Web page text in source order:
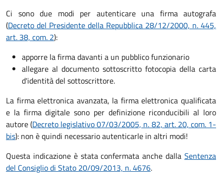
Ci sono due modi per autenticare una firma autografa
(Decreto del Presidente della Repubblica 28/12/2000, n. 445,
art. 38, com. 2):
apporre la firma davanti a un pubblico funzionario
allegare al documento sottoscritto fotocopia della carta
d'identità del sottoscrittore.
La firma elettronica avanzata, la firma elettronica qualificata
e la firma digitale sono per definizione riconducibili al loro
autore (Decreto legislativo 07/03/2005, n. 82, art. 20, com. 1-
bis): non è quindi necessario autenticarle in altri modi!
Questa indicazione è stata confermata anche dalla Sentenza
del Consiglio di Stato 20/09/2013, n. 4676.